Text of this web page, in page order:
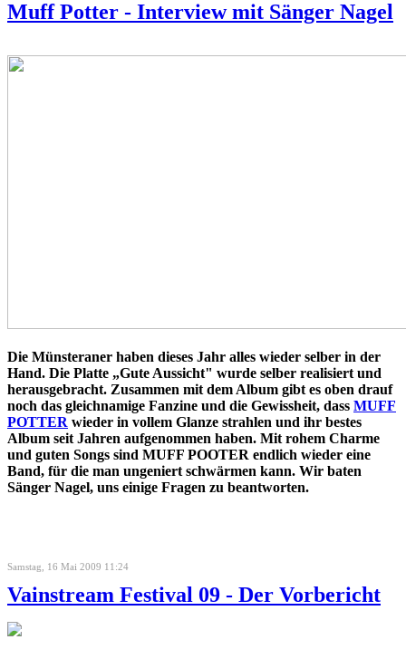
Muff Potter - Interview mit Sänger Nagel
Die Münsteraner haben dieses Jahr alles wieder selber in der
Hand. Die Platte „Gute Aussicht" wurde selber realisiert und
herausgebracht. Zusammen mit dem Album gibt es oben drauf
noch das gleichnamige Fanzine und die Gewissheit, dass MUFF
POTTER wieder in vollem Glanze strahlen und ihr bestes
Album seit Jahren aufgenommen haben. Mit rohem Charme
und guten Songs sind MUFF POOTER endlich wieder eine
Band, für die man ungeniert schwärmen kann. Wir baten
Sänger Nagel, uns einige Fragen zu beantworten.
Samstag, 16 Mai 2009 11:24
Vainstream Festival 09 - Der Vorbericht